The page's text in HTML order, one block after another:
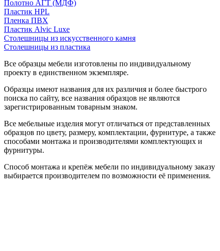
Полотно АГТ (МДФ)
Пластик HPL
Пленка ПВХ
Пластик Alvic Luxe
Столешницы из искусственного камня
Столешницы из пластика
Все образцы мебели изготовлены по индивидуальному
проекту в единственном экземпляре.
Образцы имеют названия для их различия и более быстрого
поиска по сайту, все названия образцов не являются
зарегистрированным товарным знаком.
Все мебельные изделия могут отличаться от представленных
образцов по цвету, размеру, комплектации, фурнитуре, а также
способами монтажа и производителями комплектующих и
фурнитуры.
Способ монтажа и крепёж мебели по индивидуальному заказу
выбирается производителем по возможности её применения.